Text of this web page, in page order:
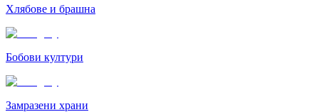
Хлябове и брашна
Бобови култури
Замразени храни